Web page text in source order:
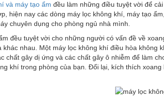
và máy tạo ẩm đều làm những điều tuyệt vời để
hiện nay các dòng máy lọc không khí, máy tạo
chuyên dụng cho phòng ngủ nhà mình.
đều tuyệt vời cho những người có vấn đề về
nhau. Một máy lọc không khí điều hòa không
chất gây dị ứng và các chất gây ô nhiễm để làm
khí trong phòng của bạn. Đổi lại, kích thích